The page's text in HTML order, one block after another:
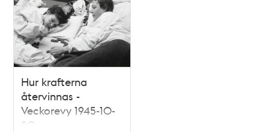
Hur krafterna
återvinnas -
Veckorevy 1945-10-
20